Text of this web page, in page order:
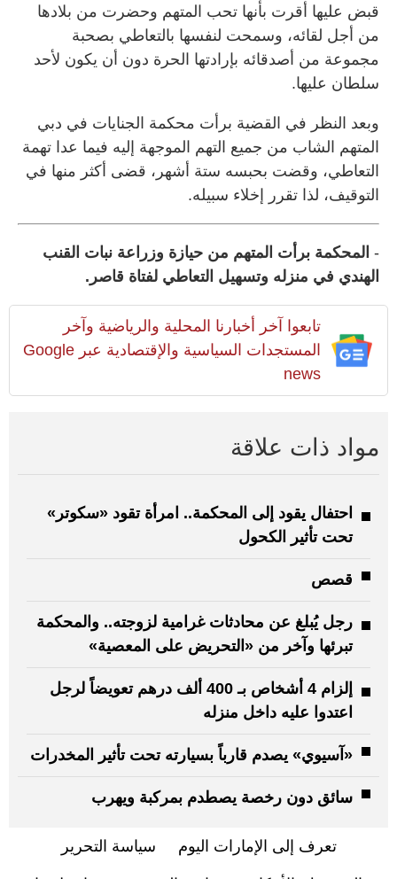
قبض عليها أقرت بأنها تحب المتهم وحضرت من بلادها
من أجل لقائه، وسمحت لنفسها بالتعاطي بصحبة
مجموعة من أصدقائه بإرادتها الحرة دون أن يكون لأحد
سلطان عليها.
وبعد النظر في القضية برأت محكمة الجنايات في دبي
المتهم الشاب من جميع التهم الموجهة إليه فيما عدا تهمة
التعاطي، وقضت بحبسه ستة أشهر، قضى أكثر منها في
التوقيف، لذا تقرر إخلاء سبيله.
- المحكمة برأت المتهم من حيازة وزراعة نبات القنب
الهندي في منزله وتسهيل التعاطي لفتاة قاصر.
تابعوا آخر أخبارنا المحلية والرياضية وآخر
المستجدات السياسية والإقتصادية عبر Google
news
مواد ذات علاقة
احتفال يقود إلى المحكمة.. امرأة تقود «سكوتر»
تحت تأثير الكحول
قصص
رجل يُبلغ عن محادثات غرامية لزوجته.. والمحكمة
تبرئها وآخر من «التحريض على المعصية»
إلزام 4 أشخاص بـ 400 ألف درهم تعويضاً لرجل
اعتدوا عليه داخل منزله
«آسيوي» يصدم قارباً بسيارته تحت تأثير المخدرات
سائق دون رخصة يصطدم بمركبة ويهرب
تعرف إلى الإمارات اليوم سياسة التحرير